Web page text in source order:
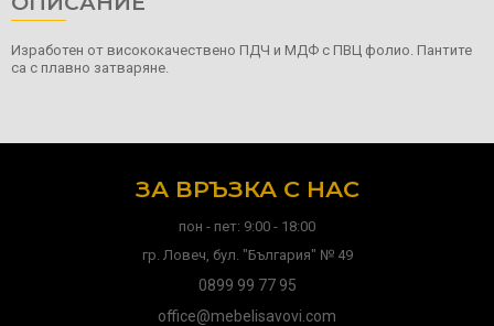
Изработен от висококачествено ПДЧ и МДФ с ПВЦ фолио. Пантите
са с плавно затваряне.
ЗА ВРЪЗКА С НАС
пон - пет: 9:00 - 18:00
гр. Ловеч, бул. "България" № 49
0899 99 77 95
office@mebelisavovi.com